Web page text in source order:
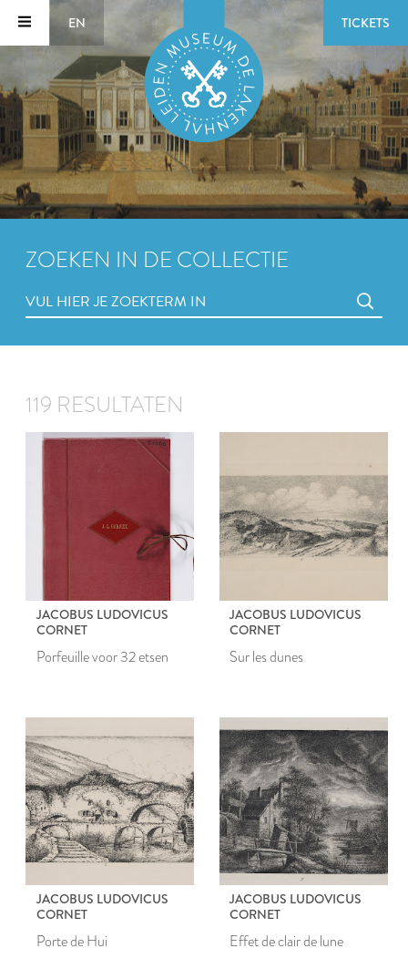
EN TICKETS
ZOEKEN IN DE COLLECTIE
119 RESULTATEN
JACOBUS LUDOVICUS
CORNET
Porfeuille voor 32 etsen
JACOBUS LUDOVICUS
CORNET
Sur les dunes
JACOBUS LUDOVICUS
CORNET
Porte de Hui
JACOBUS LUDOVICUS
CORNET
Effet de clair de lune